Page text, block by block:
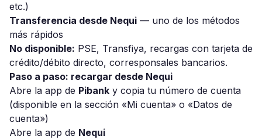
etc.)
Transferencia desde Nequi — uno de los métodos
más rápidos
No disponible: PSE, Transfiya, recargas con tarjeta de
crédito/débito directo, corresponsales bancarios.
Paso a paso: recargar desde Nequi
Abre la app de Pibank y copia tu número de cuenta
(disponible en la sección «Mi cuenta» o «Datos de
cuenta»)
Abre la app de Nequi